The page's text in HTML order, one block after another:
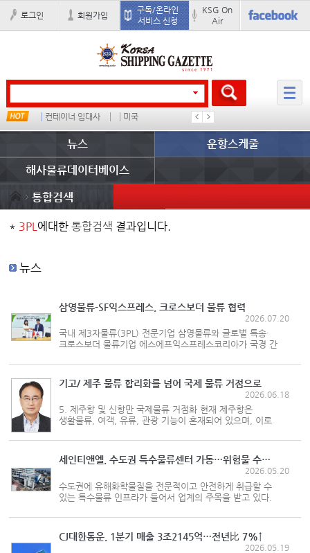
로그인 회원가입
구독/온라인
서비스 신청
KSG On
Air
컨테이너 임대사 미국 �
뉴스 운항스케줄
해사물류데이터베이스
통합검색
* 3PL 에대한통합검색 결과입니다.
뉴스
삼영물류-SF익스프레스, 크로스보더 물류 협력
2026.07.20
국내 제3자물류(3PL) 전문기업 삼영물류와 글로벌 특송·
크로스보더 물류기업 에스에프익스프레스코리아가 국경 간
추진한다. 양사는 7월20일 삼영물류 인천물류센터에서
국내외 물류 인프라와 운송 네트워...
기고/ 제주 물류 합리화를 넘어 국제 물류 거점으로
2026.06.18
5. 제주항 및 신항만 국제물류 거점화 현재 제주항은
생활물류, 여객, 유류, 관광 기능이 혼재되어 있으며, 이로
중심 이원화 전략이 필요하며, 제주항은 생활 물류와 여객
중심, 제주신항은 화물 중심으...
세인티앤엘, 수도권 특수물류센터 가동…위험물 수요 타깃
2026.05.20
수도권에 유해화학물질을 전문적이고 안전하게 취급할 수
있는 특수물류 인프라가 들어서 업계의 주목을 받고 있다.
세인티앤엘은 특수물류서비스를 한 단계 끌어올릴 물류센터를
열고 본격 가동에 들어갔다...
CJ대한통운, 1분기 매출 3조2145억…전년比 7%↑
2026.05.19